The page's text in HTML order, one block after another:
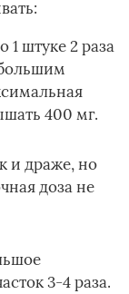
1 штуке 2 раза
400 мг.
и драже, но
доза не
3-4 раза.